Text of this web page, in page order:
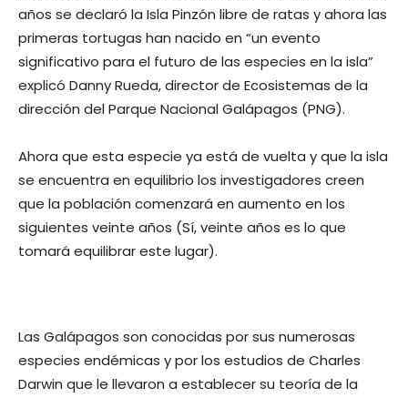
años se declaró la Isla Pinzón libre de ratas y ahora las
primeras tortugas han nacido en “un evento
significativo para el futuro de las especies en la isla”
explicó Danny Rueda, director de Ecosistemas de la
dirección del Parque Nacional Galápagos (PNG).
Ahora que esta especie ya está de vuelta y que la isla
se encuentra en equilibrio los investigadores creen
que la población comenzará en aumento en los
siguientes veinte años (Sí, veinte años es lo que
tomará equilibrar este lugar).
Las Galápagos son conocidas por sus numerosas
especies endémicas y por los estudios de Charles
Darwin que le llevaron a establecer su teoría de la